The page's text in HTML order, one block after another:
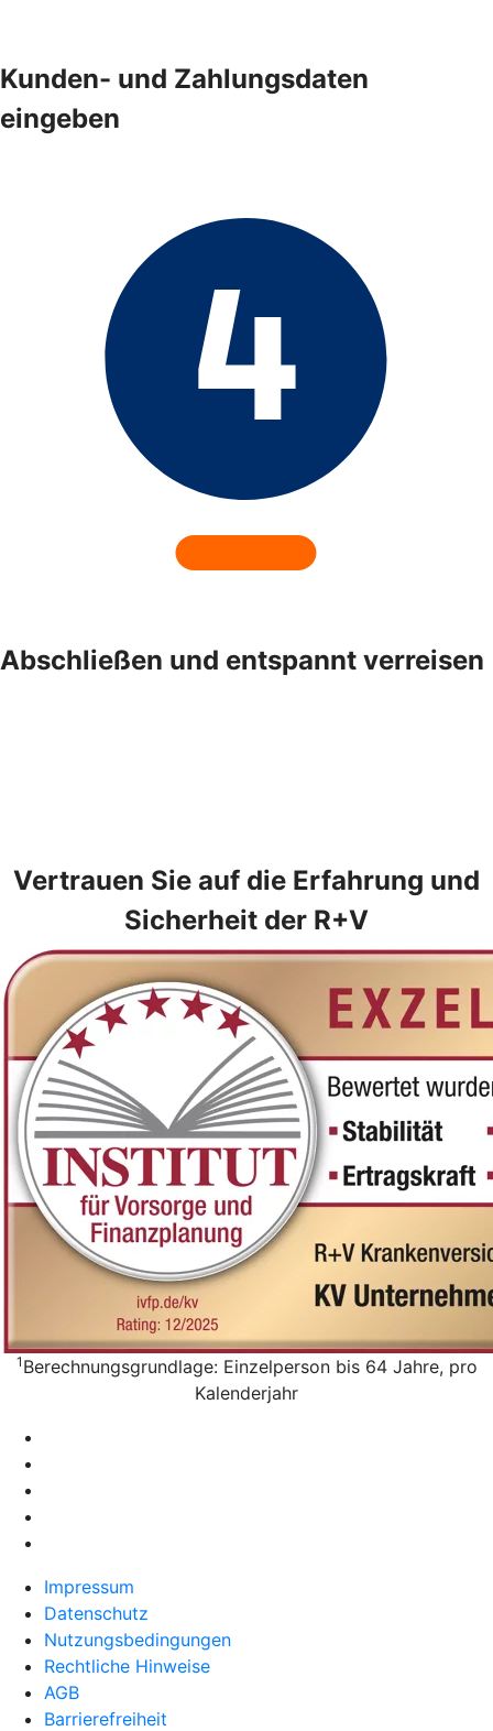
Kunden- und Zahlungsdaten
eingeben
Abschließen und entspannt verreisen
Vertrauen Sie auf die Erfahrung und
Sicherheit der R+V
1 Berechnungsgrundlage: Einzelperson bis 64 Jahre, pro
Kalenderjahr
Impressum
Datenschutz
Nutzungsbedingungen
Rechtliche Hinweise
AGB
Barrierefreiheit